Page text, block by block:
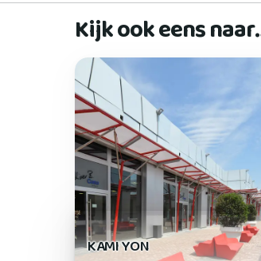
Kijk ook eens
KAMI YON